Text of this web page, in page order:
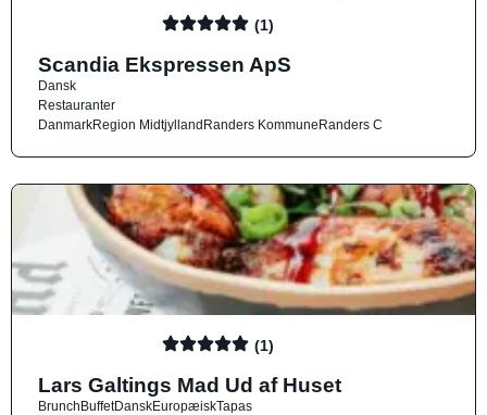
(1)
Scandia Ekspressen ApS
Dansk
Restauranter
DanmarkRegion MidtjyllandRanders KommuneRanders C
(1)
Lars Galtings Mad Ud af Huset
BrunchBuffetDanskEuropæiskTapas